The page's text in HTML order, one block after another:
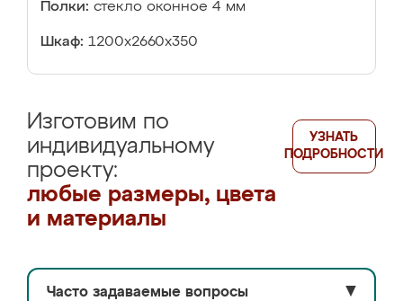
Полки: стекло оконное 4 мм
Шкаф: 1200х2660х350
Изготовим по
индивидуальному
проекту:
любые размеры, цвета
и материалы
УЗНАТЬ
ПОДРОБНОСТИ
Часто задаваемые вопросы ▼